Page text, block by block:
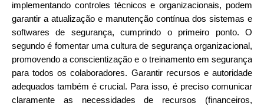
implementando controles técnicos e organizacionais, podem
garantir a atualização e manutenção contínua dos sistemas e
softwares de segurança, cumprindo o primeiro ponto. O
segundo é fomentar uma cultura de segurança organizacional,
promovendo a conscientização e o treinamento em segurança
para todos os colaboradores. Garantir recursos e autoridade
adequados também é crucial. Para isso, é preciso comunicar
claramente as necessidades de recursos (financeiros,